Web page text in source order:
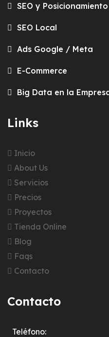
SEO y Posicionamiento
SEO Local
Ads Google / Meta
E-Commerce
Big Data en la
Links
Inicio
About Us
Servicios
Precios
Proyectos
Tienda Online
Blog
Faqs
Contacto
Contacto
Teléfono: